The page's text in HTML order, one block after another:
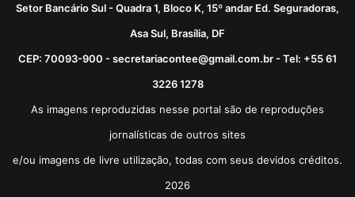
Setor Bancário Sul - Quadra 1, Bloco K, 15º andar Ed. Seguradoras,
Asa Sul, Brasília, DF
CEP: 70093-900 - secretariacontee@gmail.com.br - Tel: +55 61
3226 1278
As imagens reproduzidas nesse portal são de reproduções
jornalísticas de outros sites
e/ou imagens de livre utilização, todas com seus devidos créditos.
2026